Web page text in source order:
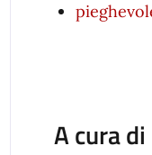
A cura di